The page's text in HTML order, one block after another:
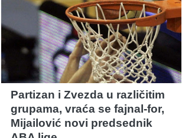
Partizan i Zvezda u različitim
grupama, vraća se fajnal-for,
Mijailović novi predsednik